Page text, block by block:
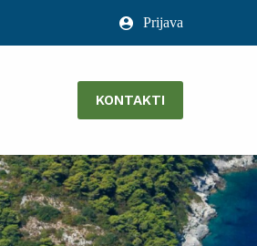
Prijava
KONTAKTI